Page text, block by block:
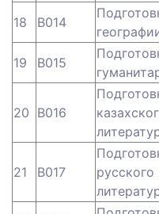
18 B014
19 B015
20 B016
21 B017